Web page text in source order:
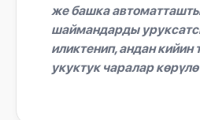
же башка
шаймандарды
иликтенип, андан кийин
укуктук чаралар